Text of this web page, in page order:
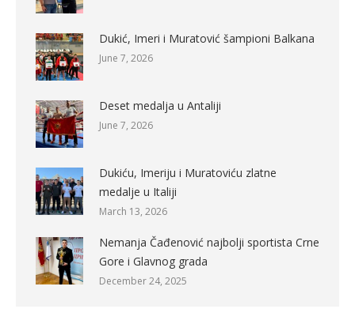
Dukić, Imeri i Muratović šampioni Balkana
June 7, 2026
Deset medalja u Antaliji
June 7, 2026
Dukiću, Imeriju i Muratoviću zlatne
medalje u Italiji
March 13, 2026
Nemanja Čađenović najbolji sportista Crne
Gore i Glavnog grada
December 24, 2025